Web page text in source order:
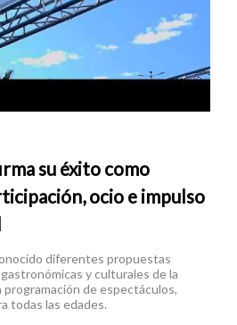
su éxito como
ocio e impulso
diferentes propuestas
y culturales de la
de espectáculos,
todas las edades.